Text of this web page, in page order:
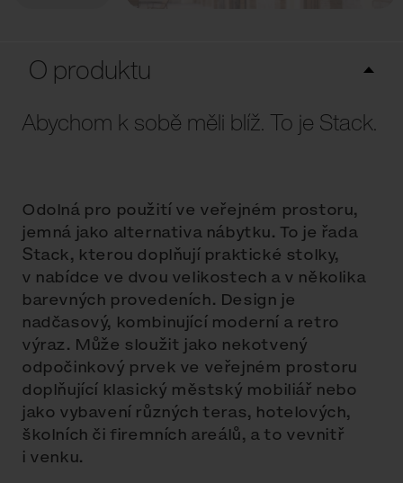
O produktu
Abychom k sobě měli blíž. To je Stack.
Odolná pro použití ve veřejném prostoru,
jemná jako alternativa nábytku. To je řada
Stack, kterou doplňují praktické stolky,
v nabídce ve dvou velikostech a v několika
barevných provedeních. Design je
nadčasový, kombinující moderní a retro
výraz. Může sloužit jako nekotvený
odpočinkový prvek ve veřejném prostoru
doplňující klasický městský mobiliář nebo
jako vybavení různých teras, hotelových,
školních či firemních areálů, a to vevnitř
i venku.